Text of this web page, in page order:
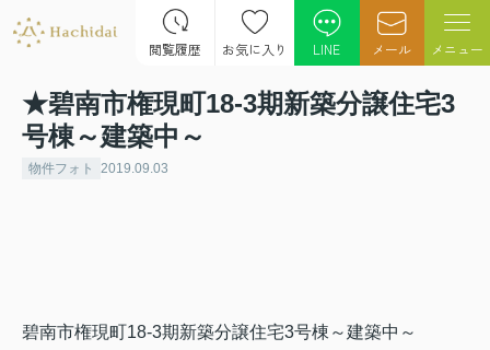
閲覧履歴 お気に入り LINE メール メニュー
★碧南市権現町18-3期新築分譲住宅3
号棟～建築中～
物件フォト 2019.09.03
碧南市権現町18-3期新築分譲住宅3号棟～建築中～